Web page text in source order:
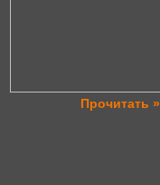
Прочитать »